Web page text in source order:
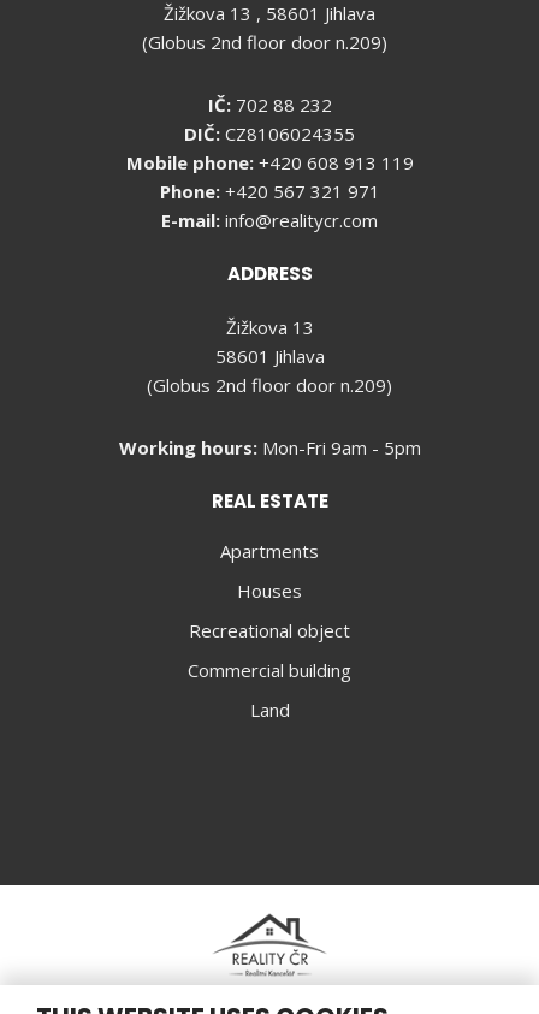
Žižkova 13 , 58601 Jihlava
(Globus 2nd floor door n.209)
IČ:702 88 232
DIČ: CZ8106024355
Mobile phone: +420 608 913 119
Phone: +420 567 321 971
E-mail: info@realitycr.com
ADDRESS
Žižkova 13
58601 Jihlava
(Globus 2nd floor door n.209)
Working hours:Mon-Fri 9am - 5pm
REAL ESTATE
Apartments
Houses
Recreational object
Commercial building
Land